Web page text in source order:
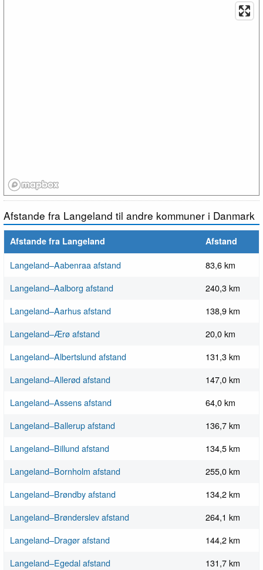
Afstande fra Langeland til andre kommuner i Danmark
Afstande fra Langeland Afstand
Langeland–Aabenraa afstand
83,6 km
Langeland–Aalborg afstand
240,3 km
Langeland–Aarhus afstand
138,9 km
Langeland–Ærø afstand
20,0 km
Langeland–Albertslund afstand
131,3 km
Langeland–Allerød afstand
147,0 km
Langeland–Assens afstand
64,0 km
Langeland–Ballerup afstand
136,7 km
Langeland–Billund afstand
134,5 km
Langeland–Bornholm afstand
255,0 km
Langeland–Brøndby afstand
134,2 km
Langeland–Brønderslev afstand
264,1 km
Langeland–Dragør afstand
144,2 km
Langeland–Egedal afstand
131,7 km